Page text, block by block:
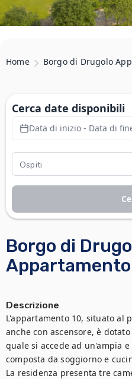
Home Borgo di Drugolo
Borgo di
Appartamento
Descrizione
L'appartamento 10, situato al
anche con ascensore, è
quale si accede ad un'ampia
composta da soggiorno e
La residenza presenta tre
Cerca date disponibili
Data di inizio - Data di